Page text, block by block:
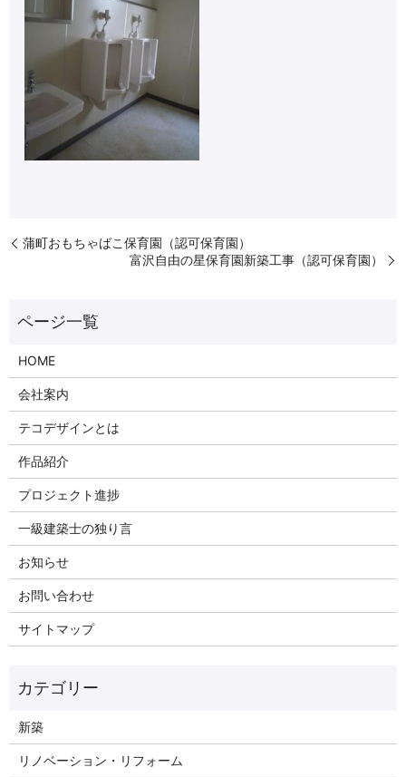
蒲町おもちゃばこ保育園（認可保育園）
富沢自由の星保育園新築工事（認可保育園）
HOME
会社案内
テコデザインとは
作品紹介
プロジェクト進捗
一級建築士の独り言
お知らせ
お問い合わせ
サイトマップ
新築
リノベーション・リフォーム